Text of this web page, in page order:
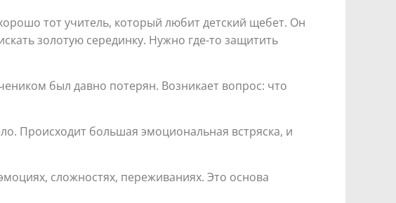
тот учитель, который любит детский щебет. Он
золотую серединку. Нужно где-то защитить
был давно потерян. Возникает вопрос: что
Происходит большая эмоциональная встряска, и
сложностях, переживаниях. Это основа